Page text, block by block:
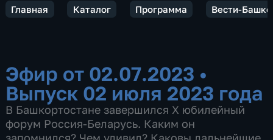
Главная Каталог Программа Вести-
Эфир от 02.07.2023 •
Выпуск 02 июля 2023 года
В Башкортостане завершился Х юбилейный
форум Россия-Беларусь. Каким он